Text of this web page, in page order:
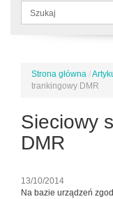
Formularz
Jesteś
tutaj
Strona główna /
trankingowy DMR
Sieciowy
DMR
13/10/2014
Na bazie urządzeń